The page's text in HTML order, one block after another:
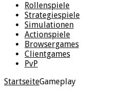
Rollenspiele
Strategiespiele
Simulationen
Actionspiele
Browsergames
Clientgames
PvP
StartseiteGameplay